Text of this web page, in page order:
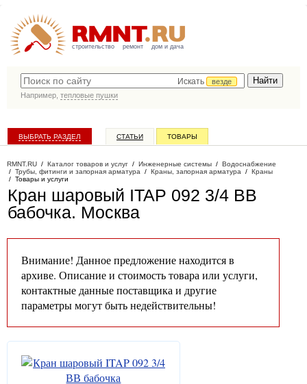
строительство ремонт дом и дача
Искать
везде
Например, тепловые пушки
ВЫБРАТЬ РАЗДЕЛ СТАТЬИ ТОВАРЫ
RMNT.RU / Каталог товаров и услуг / Инженерные системы / Водоснабжение
/ Трубы, фитинги и запорная арматура / Краны, запорная арматура / Краны
/ Товары и услуги
Кран шаровый ITAP 092 3/4 ВВ
бабочка. Москва
Внимание! Данное предложение находится в
архиве. Описание и стоимость товара или услуги,
контактные данные поставщика и другие
параметры могут быть недействительны!